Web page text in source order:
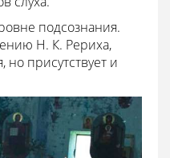
подсознания.
Н. К. Рериха,
присутствует и